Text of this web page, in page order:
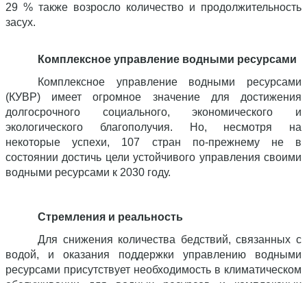
29 % также возросло количество и продолжительность
засух.
Комплексное управление водными ресурсами
Комплексное управление водными ресурсами
(КУВР) имеет огромное значение для достижения
долгосрочного социального, экономического и
экологического благополучия. Но, несмотря на
некоторые успехи, 107 стран по‑прежнему не в
состоянии достичь цели устойчивого управления своими
водными ресурсами к 2030 году.
Стремления и реальность
Для снижения количества бедствий, связанных с
водой, и оказания поддержки управлению водными
ресурсами присутствует необходимость в климатическом